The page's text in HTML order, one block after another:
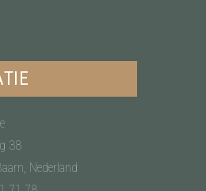
38
Nederland